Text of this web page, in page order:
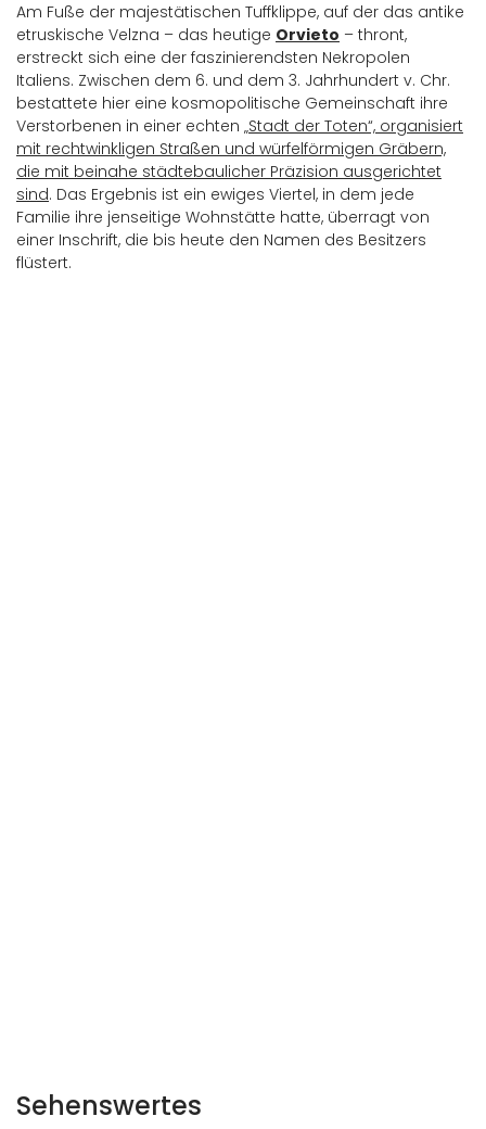
Am Fuße der majestätischen Tuffklippe, auf der das antike
etruskische Velzna – das heutige Orvieto – thront,
erstreckt sich eine der faszinierendsten Nekropolen
Italiens. Zwischen dem 6. und dem 3. Jahrhundert v. Chr.
bestattete hier eine kosmopolitische Gemeinschaft ihre
Verstorbenen in einer echten „Stadt der Toten“, organisiert
mit rechtwinkligen Straßen und würfelförmigen Gräbern,
die mit beinahe städtebaulicher Präzision ausgerichtet
sind. Das Ergebnis ist ein ewiges Viertel, in dem jede
Familie ihre jenseitige Wohnstätte hatte, überragt von
einer Inschrift, die bis heute den Namen des Besitzers
flüstert.
Sehenswertes